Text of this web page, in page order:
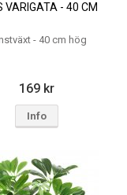
VARIGATA - 40 CM
- 40 cm hög
169 kr
Info